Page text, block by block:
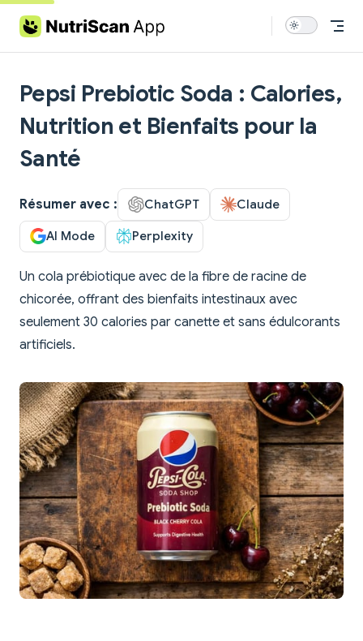
Skip to content
Pepsi Prebiotic Soda : Calories,
Nutrition et Bienfaits pour la
Santé
Résumer avec : ChatGPT Claude
AI Mode Perplexity
Un cola prébiotique avec de la fibre de racine de
chicorée, offrant des bienfaits intestinaux avec
seulement 30 calories par canette et sans édulcorants
artificiels.